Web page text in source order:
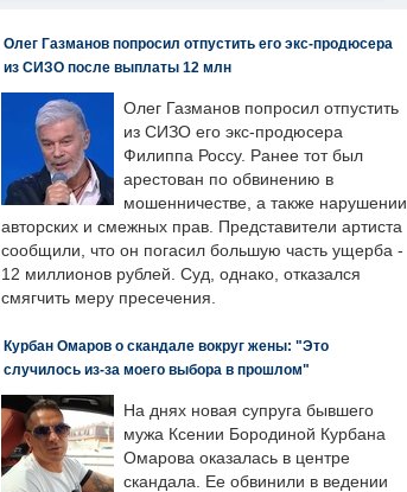
Олег Газманов попросил отпустить его экс-продюсера
из СИЗО после выплаты 12 млн
Олег Газманов попросил отпустить
из СИЗО его экс-продюсера
Филиппа Россу. Ранее тот был
арестован по обвинению в
мошенничестве, а также нарушении
авторских и смежных прав. Представители артиста
сообщили, что он погасил большую часть ущерба -
12 миллионов рублей. Суд, однако, отказался
смягчить меру пресечения.
Курбан Омаров о скандале вокруг жены: "Это
случилось из-за моего выбора в прошлом"
На днях новая супруга бывшего
мужа Ксении Бородиной Курбана
Омарова оказалась в центре
скандала. Ее обвинили в ведении